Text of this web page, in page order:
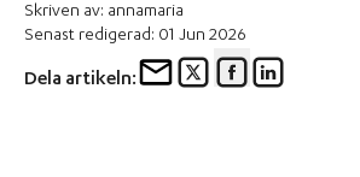
Skriven av: annamaria
Senast redigerad: 01 Jun 2026
Dela artikeln: